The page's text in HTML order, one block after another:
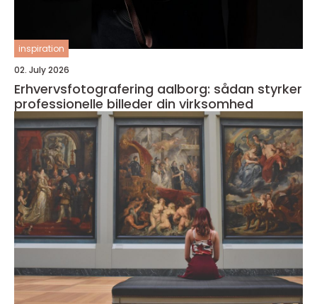
inspiration
02. July 2026
Erhvervsfotografering aalborg: sådan styrker
professionelle billeder din virksomhed